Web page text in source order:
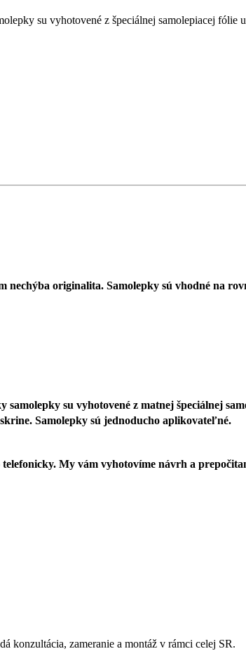
su vyhotovené z špeciálnej samolepiacej fólie
originalita. Samolepky sú vhodné na
su vyhotovené z matnej špeciálnej
Samolepky sú jednoducho aplikovateľné.
telefonicky. My vám vyhotovíme návrh a
konzultácia, zameranie a montáž v rámci celej SR.